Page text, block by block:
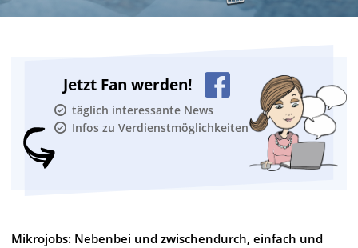
Jetzt Fan werden!
täglich interessante News
Infos zu Verdienstmöglichkeiten
Mikrojobs: Nebenbei und zwischendurch, einfach und